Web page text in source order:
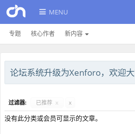
MENU
专题 核心作者 新内容
论坛系统升级为Xenforo，欢迎大
过滤器: 已推荐 x x
没有此分类或会员可显示的文章。